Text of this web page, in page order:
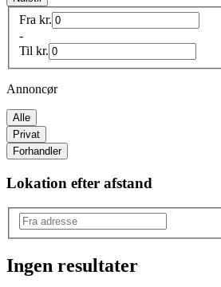
Fra kr.
-
Til kr.
Annoncør
Alle
Privat
Forhandler
Lokation efter afstand
Ingen resultater